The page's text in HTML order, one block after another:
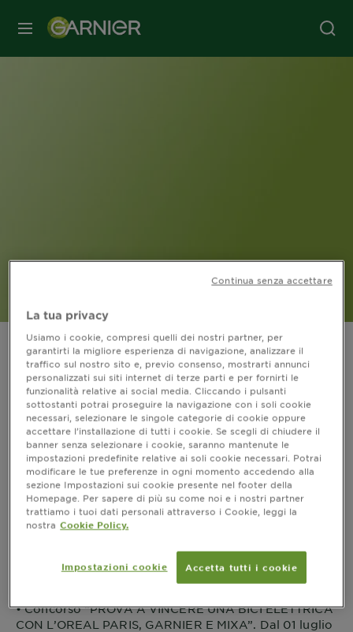
MENU
Concorsi ed altre
Iniziative
Home Concorsi ed altre Iniziative
CONCORSI
• Concorso “PROVA A VINCERE UNA BICI ELETTRICA
CON L’OREAL PARIS, GARNIER E MIXA”. Dal 01 luglio
La tua privacy
Usiamo i cookie, compresi quelli dei nostri partner, per
garantirti la migliore esperienza di navigazione, analizzare il
traffico sul nostro sito e, previo consenso, mostrarti annunci
personalizzati sui siti internet di terze parti e per fornirti le
funzionalità relative ai social media. Cliccando i pulsanti
sottostanti potrai proseguire la navigazione con i soli cookie
necessari, selezionare le singole categorie di cookie oppure
accettare l’installazione di tutti i cookie. Se scegli di chiudere il
banner senza selezionare i cookie, saranno mantenute le
impostazioni predefinite relative ai soli cookie necessari. Potrai
modificare le tue preferenze in ogni momento accedendo alla
sezione Impostazioni sui cookie presente nel footer della
Homepage. Per sapere di più su come noi e i nostri partner
trattiamo i tuoi dati personali attraverso i Cookie, leggi la
nostra Cookie Policy.
Impostazioni cookie Accetta tutti i cookie
Continua senza accettare